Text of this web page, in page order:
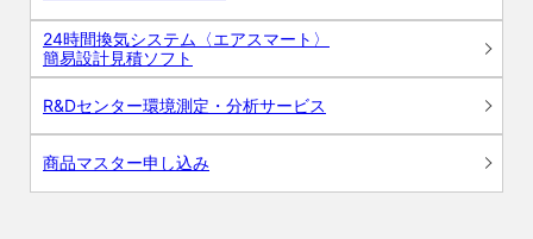
24時間換気システム〈エアスマート〉
簡易設計見積ソフト
R&Dセンター環境測定・分析サービス
商品マスター申し込み